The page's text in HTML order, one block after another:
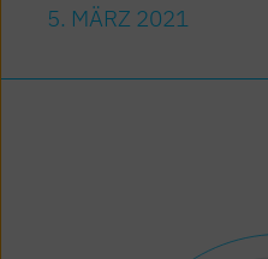
5. MÄRZ 2021